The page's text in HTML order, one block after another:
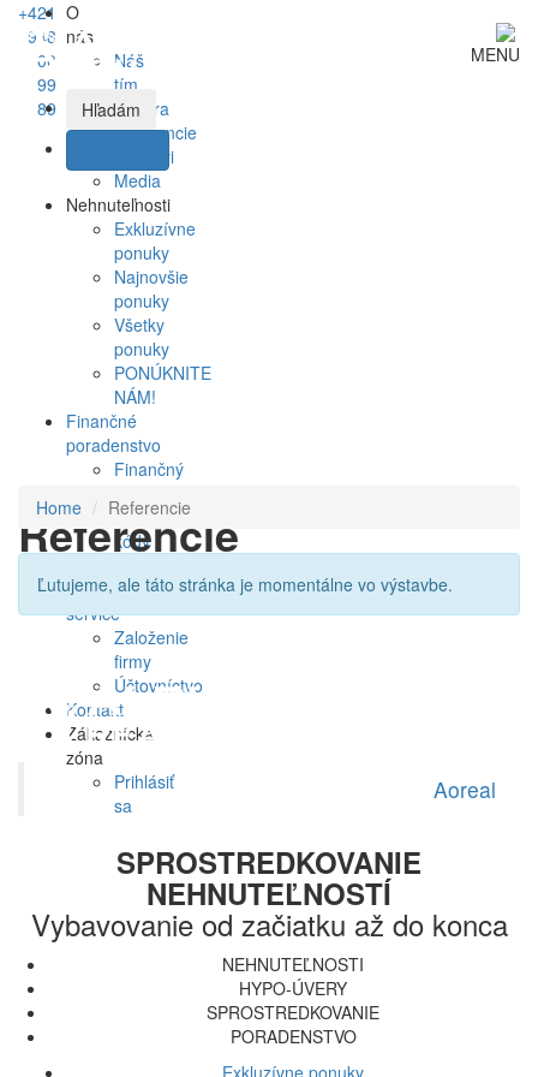
+421
948
00
99
89
O
nás
Náš
tím
Kariéra
Referencie
Partneri
Media
Nehnuteľnosti
Exkluzívne
ponuky
Najnovšie
ponuky
Všetky
ponuky
PONÚKNITE
NÁM!
Finančné
poradenstvo
Finančný
Referral
kódy
inclusive
service
Založenie
firmy
Účtovníctvo
Kontakt
Zákaznícka
zóna
Prihlásiť
sa
MENU
Hľadám
Referencie
Home Referencie
Ľutujeme, ale táto stránka je momentálne vo výstavbe.
Aoreal
SPROSTREDKOVANIE
NEHNUTEĽNOSTÍ
Vybavovanie od začiatku až do konca
NEHNUTEĽNOSTI
HYPO-ÚVERY
SPROSTREDKOVANIE
PORADENSTVO
Exkluzívne ponuky